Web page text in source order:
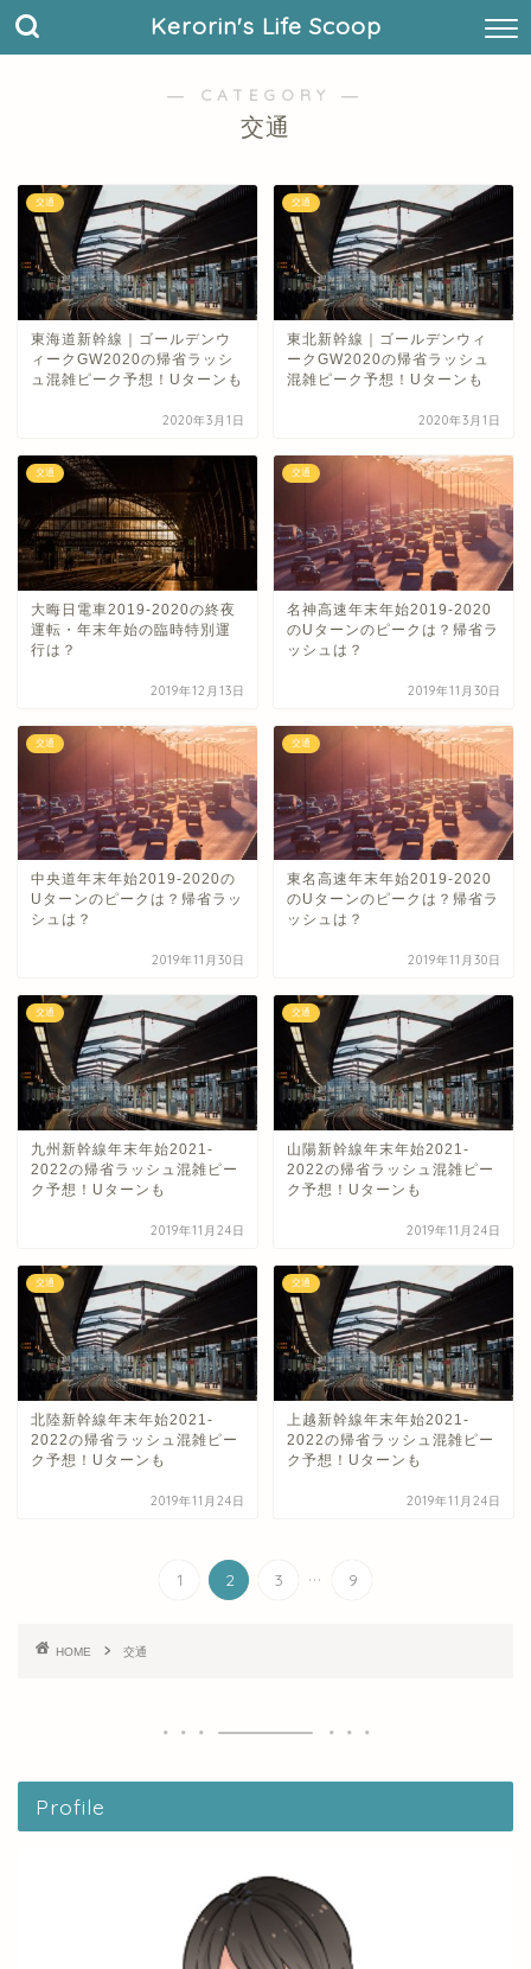
Kerorin's Life Scoop
― CATEGORY ―
交通
交通
東海道新幹線｜ゴールデンウ
ィークGW2020の帰省ラッシ
ュ混雑ピーク予想！Uターンも
2020年3月1日
交通
東北新幹線｜ゴールデンウィ
ークGW2020の帰省ラッシュ
混雑ピーク予想！Uターンも
2020年3月1日
交通
大晦日電車2019-2020の終夜
運転・年末年始の臨時特別運
行は？
2019年12月13日
交通
名神高速年末年始2019-2020
のUターンのピークは？帰省ラ
ッシュは？
2019年11月30日
交通
中央道年末年始2019-2020の
Uターンのピークは？帰省ラッ
シュは？
2019年11月30日
交通
東名高速年末年始2019-2020
のUターンのピークは？帰省ラ
ッシュは？
2019年11月30日
交通
九州新幹線年末年始2021-
2022の帰省ラッシュ混雑ピー
ク予想！Uターンも
2019年11月24日
交通
山陽新幹線年末年始2021-
2022の帰省ラッシュ混雑ピー
ク予想！Uターンも
2019年11月24日
交通
北陸新幹線年末年始2021-
2022の帰省ラッシュ混雑ピー
ク予想！Uターンも
2019年11月24日
交通
上越新幹線年末年始2021-
2022の帰省ラッシュ混雑ピー
ク予想！Uターンも
2019年11月24日
1 2 3 ... 9
HOME 交通
Profile